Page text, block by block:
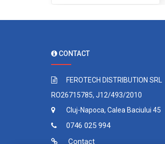
CONTACT
FEROTECH DISTRIBUTION SRL
RO26715785, J12/493/2010
Cluj-Napoca, Calea Baciului 45
0746 025 994
Contact